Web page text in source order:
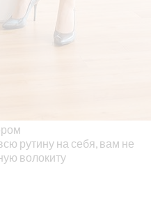
рутину на себя, вам не
волокиту